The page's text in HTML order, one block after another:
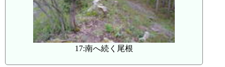
17:南へ続く尾根